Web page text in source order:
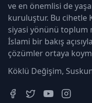
ve en önemlisi de
kuruluştur. Bu cihetle
siyasi yönünü toplum
İslami bir bakış
çözümler ortaya
Köklü Değişim,